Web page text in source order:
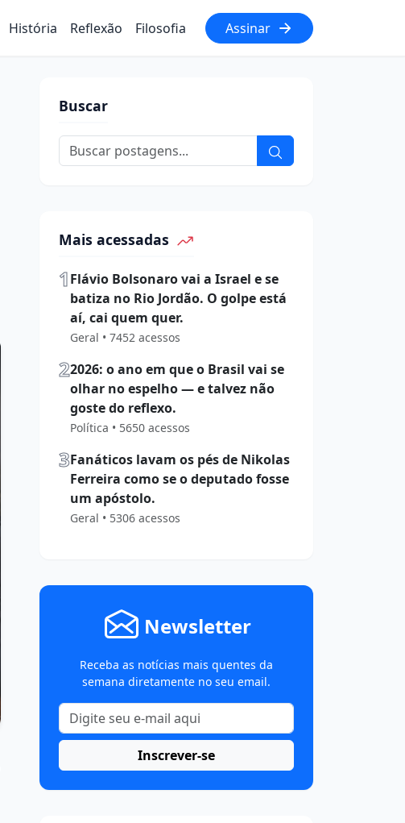
História Reflexão Filosofia Assinar
Buscar
Mais acessadas
1Flávio Bolsonaro vai a Israel e se
batiza no Rio Jordão. O golpe está
aí, cai quem quer.
Geral • 7452 acessos
22026: o ano em que o Brasil vai se
olhar no espelho — e talvez não
goste do reflexo.
Política • 5650 acessos
3Fanáticos lavam os pés de Nikolas
Ferreira como se o deputado fosse
um apóstolo.
Geral • 5306 acessos
Newsletter
Receba as notícias mais quentes da
semana diretamente no seu email.
Inscrever-se